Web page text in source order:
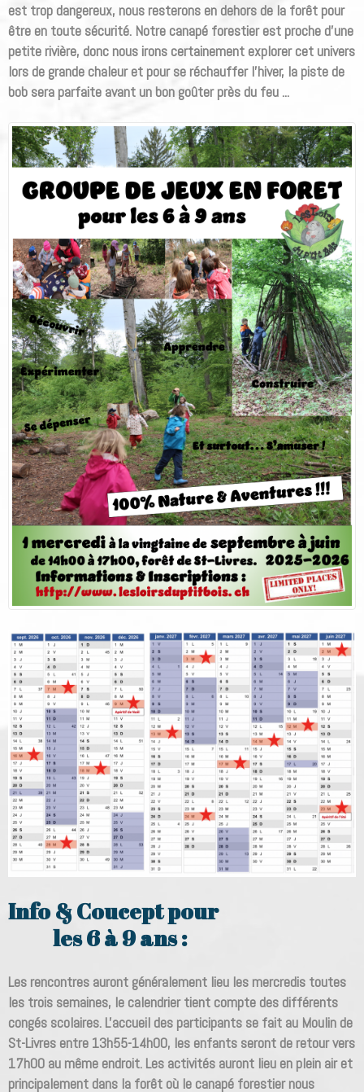
est trop dangereux, nous resterons en dehors de la forêt pour
être en toute sécurité. Notre canapé forestier est proche d'une
petite rivière, donc nous irons certainement explorer cet univers
lors de grande chaleur et pour se réchauffer l'hiver, la piste de
bob sera parfaite avant un bon goûter près du feu ...
Info & Coucept pour
les 6 à 9 ans :
Les rencontres auront généralement lieu les mercredis toutes
les trois semaines, le calendrier tient compte des différents
congés scolaires. L'accueil des participants se fait au Moulin de
St-Livres entre 13h55-14h00, les enfants seront de retour vers
17h00 au même endroit. Les activités auront lieu en plein air et
principalement dans la forêt où le canapé forestier nous